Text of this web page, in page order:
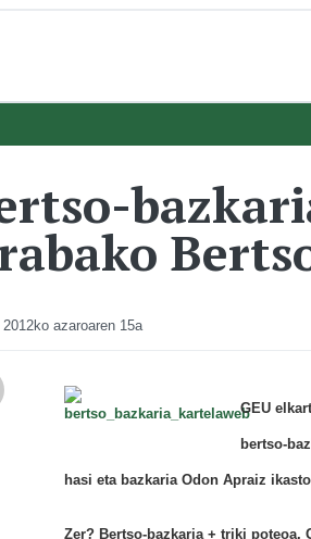
2012ko azaroaren 15a
GEU
bertso-
hasi eta bazkaria Odon Apraiz
Zer? Bertso-bazkaria + triki poteoa,